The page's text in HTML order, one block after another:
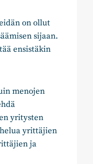
on ollut
sijaan.
ensistäkin
menojen
yritysten
yrittäjien
ja